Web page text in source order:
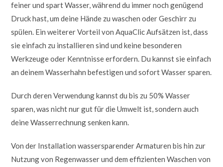
feiner und spart Wasser, während du immer noch genügend
Druck hast, um deine Hände zu waschen oder Geschirr zu
spülen. Ein weiterer Vorteil von AquaClic Aufsätzen ist, dass
sie einfach zu installieren sind und keine besonderen
Werkzeuge oder Kenntnisse erfordern. Du kannst sie einfach
an deinem Wasserhahn befestigen und sofort Wasser sparen.
Durch deren Verwendung kannst du bis zu 50% Wasser
sparen, was nicht nur gut für die Umwelt ist, sondern auch
deine Wasserrechnung senken kann.
Von der Installation wassersparender Armaturen bis hin zur
Nutzung von Regenwasser und dem effizienten Waschen von